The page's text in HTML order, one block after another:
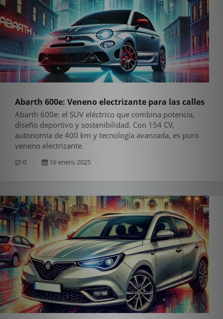
Abarth 600e: Veneno electrizante para las calles
Abarth 600e: el SUV eléctrico que combina potencia,
diseño deportivo y sostenibilidad. Con 154 CV,
autonomía de 400 km y tecnología avanzada, es puro
veneno electrizante.
0 16 enero 2025